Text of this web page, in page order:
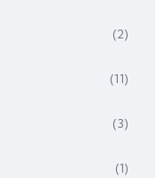
(2)
(11)
(3)
(1)